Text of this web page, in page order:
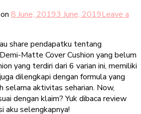
8 June, 20193 June, 2019Leave a
share pendapatku tentang
Matte Cover Cushion yang belum
yang terdiri dari 6 varian ini, memiliki
dilengkapi dengan formula yang
selama aktivitas seharian. Now,
dengan klaim? Yuk dibaca review
aku selengkapnya!